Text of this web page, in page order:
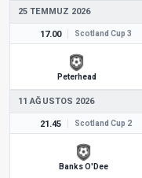
25 TEMMUZ 2026
17.00 Scotland Cup 3
Peterhead
11 AĞUSTOS 2026
21.45 Scotland Cup 2
Banks O'Dee